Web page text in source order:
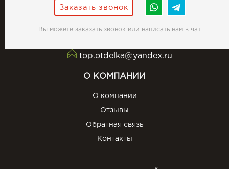
Заказать звонок
Вы можете заказать звонок или написать нам в чат
top.otdelka@yandex.ru
О КОМПАНИИ
О компании
Отзывы
Обратная связь
Контакты